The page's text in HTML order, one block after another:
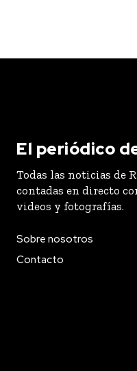
El periódico
Todas las noticias de
contadas en directo
videos y fotografías.
Sobre nosotros
Contacto